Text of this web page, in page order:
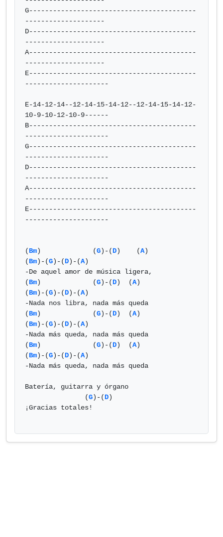
G------------------------------------------
--------------------
D------------------------------------------
--------------------
A------------------------------------------
--------------------
E------------------------------------------
---------------------
E-14-12-14--12-14-15-14-12--12-14-15-14-12-
10-9-10-12-10-9------
B------------------------------------------
---------------------
G------------------------------------------
---------------------
D------------------------------------------
---------------------
A------------------------------------------
---------------------
E------------------------------------------
---------------------
(Bm)             (G)-(D)    (A)
(Bm)-(G)-(D)-(A)
-De aquel amor de música ligera,
(Bm)             (G)-(D)  (A)
(Bm)-(G)-(D)-(A)
-Nada nos libra, nada más queda
(Bm)             (G)-(D)  (A)
(Bm)-(G)-(D)-(A)
-Nada más queda, nada más queda
(Bm)             (G)-(D)  (A)
(Bm)-(G)-(D)-(A)
-Nada más queda, nada más queda
Batería, guitarra y órgano
               (
G)-(D)
¡Gracias totales!